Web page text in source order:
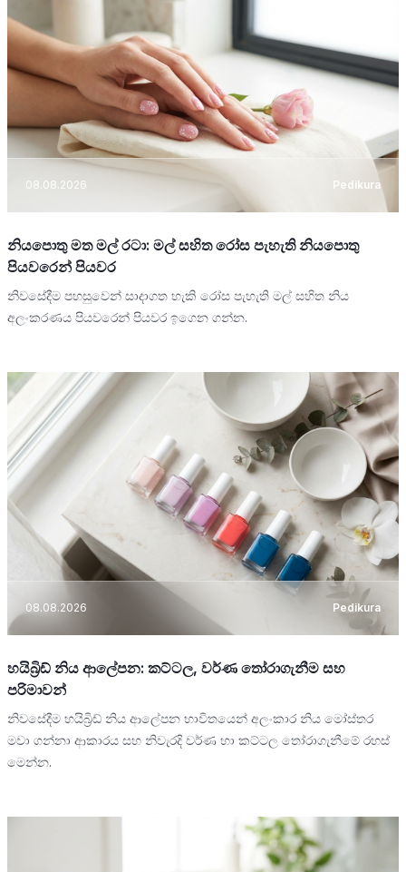
08.08.2026 Pedikura
නියපොතු මත මල් රටා: මල් සහිත රෝස පැහැති නියපොතු
පියවරෙන් පියවර
නිවසේදීම පහසුවෙන් සාදාගත හැකි රෝස පැහැති මල් සහිත නිය
අලංකරණය පියවරෙන් පියවර ඉගෙන ගන්න.
08.08.2026 Pedikura
හයිබ්‍රිඩ් නිය ආලේපන: කට්ටල, වර්ණ තෝරාගැනීම සහ
පරිමාවන්
නිවසේදීම හයිබ්‍රිඩ් නිය ආලේපන භාවිතයෙන් අලංකාර නිය මෝස්තර
මවා ගන්නා ආකාරය සහ නිවැරදි වර්ණ හා කට්ටල තෝරාගැනීමේ රහස්
මෙන්න.